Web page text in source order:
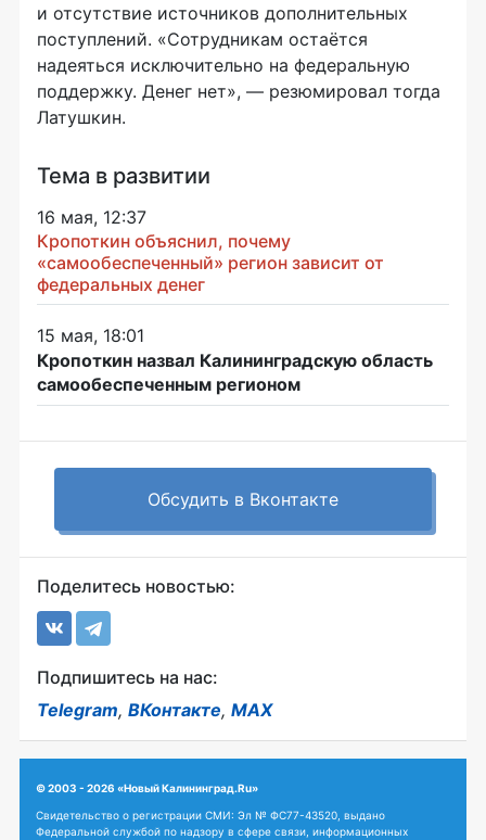
и отсутствие источников дополнительных
поступлений. «Сотрудникам остаётся
надеяться исключительно на федеральную
поддержку. Денег нет», — резюмировал тогда
Латушкин.
Тема в развитии
16 мая, 12:37
Кропоткин объяснил, почему
«самообеспеченный» регион зависит от
федеральных денег
15 мая, 18:01
Кропоткин назвал Калининградскую область
самообеспеченным регионом
Обсудить в Вконтакте
Поделитесь новостью:
Подпишитесь на нас:
Telegram, ВКонтакте, MAX
© 2003 - 2026 «Новый Калининград.Ru»
Свидетельство о регистрации СМИ: Эл № ФС77-43520, выдано
Федеральной службой по надзору в сфере связи, информационных